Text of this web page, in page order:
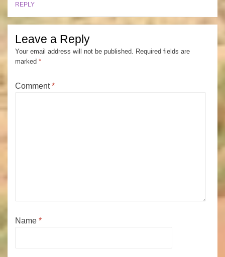
REPLY
Leave a Reply
Your email address will not be published.
Required fields are
marked *
Comment*
Name *